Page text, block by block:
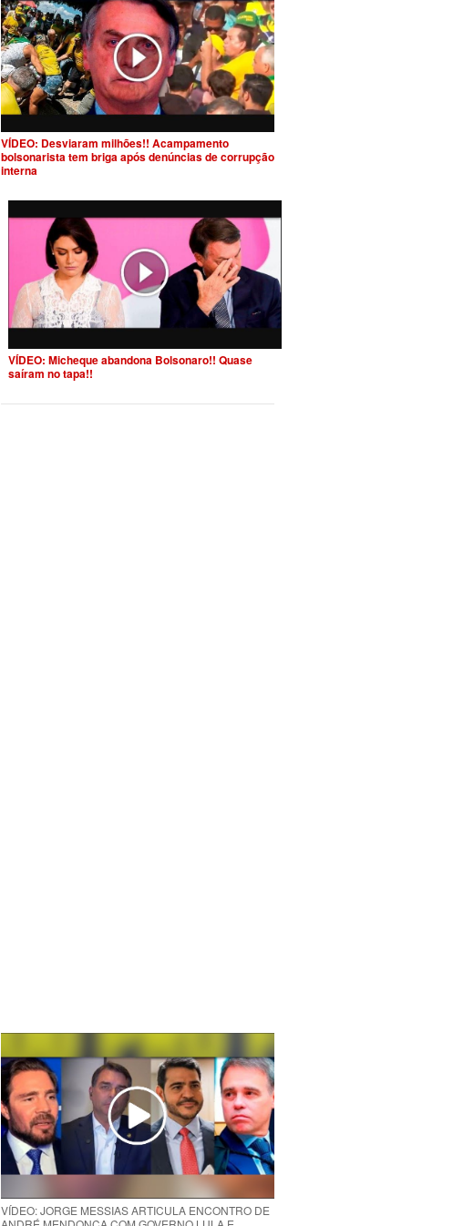
VÍDEO: Desviaram milhões!! Acampamento
bolsonarista tem briga após denúncias de corrupção
interna
VÍDEO: Micheque abandona Bolsonaro!! Quase
saíram no tapa!!
VÍDEO: JORGE MESSIAS ARTICULA ENCONTRO DE